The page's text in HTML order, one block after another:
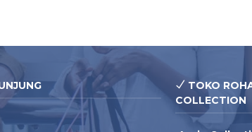
TOKO
COLLECTION